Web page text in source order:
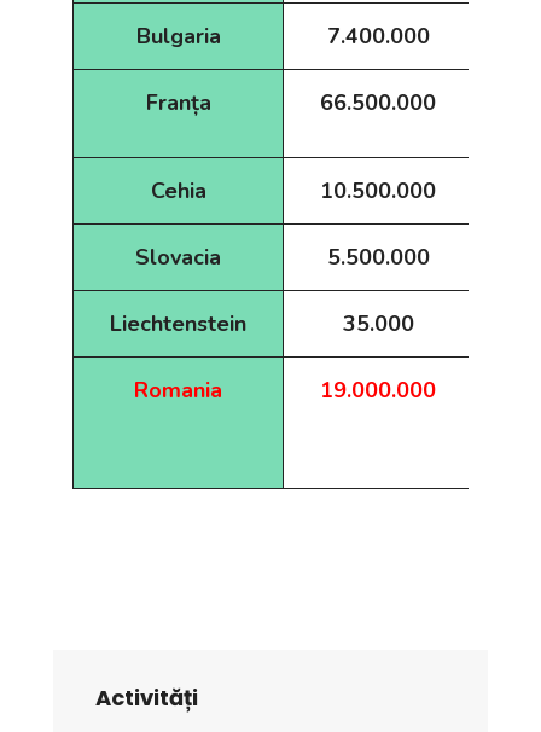
Bulgaria 7.400.000
Franța 66.500.000
Cehia 10.500.000
Slovacia 5.500.000
Liechtenstein 35.000
Romania 19.000.000
Activități